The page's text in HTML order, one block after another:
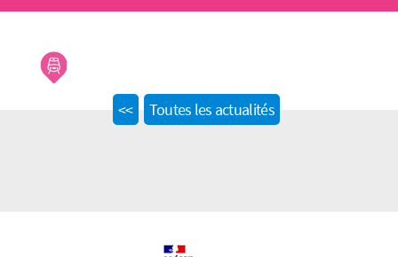
<<Previous
Toutes les actualités